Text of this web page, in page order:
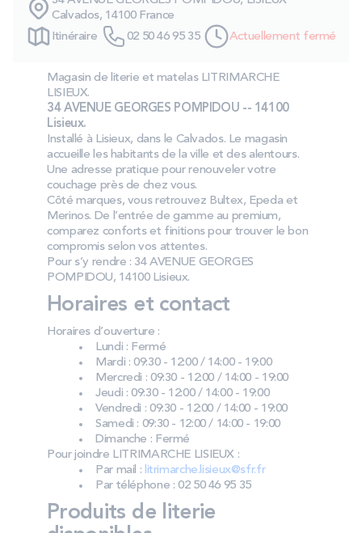
PROMOS
Nos engagements
Storelocator
Contact
Calvados, 14100 France
Itinéraire
02 50 46 95 35 Actuellement fermé
Magasin de literie et matelas LITRIMARCHE
LISIEUX.
34 AVENUE GEORGES POMPIDOU -- 14100
Lisieux.
Installé à Lisieux, dans le Calvados. Le magasin
accueille les habitants de la ville et des alentours.
Une adresse pratique pour renouveler votre
couchage près de chez vous.
Côté marques, vous retrouvez Bultex, Epeda et
Merinos. De l’entrée de gamme au premium,
comparez conforts et finitions pour trouver le bon
compromis selon vos attentes.
Pour s’y rendre : 34 AVENUE GEORGES
POMPIDOU, 14100 Lisieux.
Horaires et contact
Horaires d’ouverture :
Lundi : Fermé
Mardi : 09:30 - 12:00 / 14:00 - 19:00
Mercredi : 09:30 - 12:00 / 14:00 - 19:00
Jeudi : 09:30 - 12:00 / 14:00 - 19:00
Vendredi : 09:30 - 12:00 / 14:00 - 19:00
Samedi : 09:30 - 12:00 / 14:00 - 19:00
Dimanche : Fermé
Pour joindre LITRIMARCHE LISIEUX :
Par mail : litrimarche.lisieux@sfr.fr
Par téléphone : 02 50 46 95 35
Produits de literie